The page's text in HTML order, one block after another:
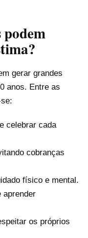
gerar grandes
anos. Entre as
celebrar cada
cobranças
físico e mental.
aprender
os próprios